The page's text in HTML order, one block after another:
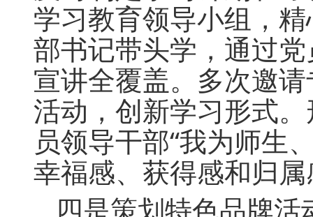
学习教育领导小组，
部书记带头学，通过
宣讲全覆盖。多次邀
活动，创新学习形式
员领导干部“我为师生
幸福感、获得感和归
四是策划特色品牌